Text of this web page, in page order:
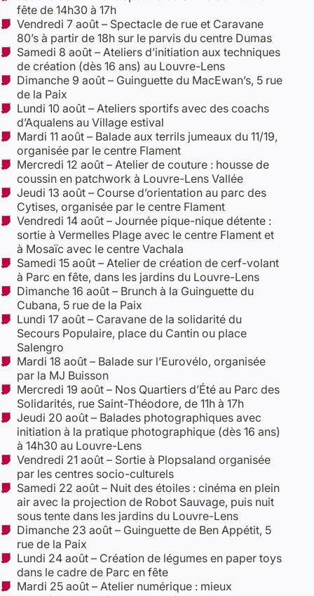
fête de 14h30 à 17h
Vendredi 7 août – Spectacle de rue et Caravane
80’s à partir de 18h sur le parvis du centre Dumas
Samedi 8 août – Ateliers d’initiation aux techniques
de création (dès 16 ans) au Louvre-Lens
Dimanche 9 août – Guinguette du MacEwan’s, 5 rue
de la Paix
Lundi 10 août – Ateliers sportifs avec des coachs
d’Aqualens au Village estival
Mardi 11 août – Balade aux terrils jumeaux du 11/19,
organisée par le centre Flament
Mercredi 12 août – Atelier de couture : housse de
coussin en patchwork à Louvre-Lens Vallée
Jeudi 13 août – Course d’orientation au parc des
Cytises, organisée par le centre Flament
Vendredi 14 août – Journée pique-nique détente :
sortie à Vermelles Plage avec le centre Flament et
à Mosaïc avec le centre Vachala
Samedi 15 août – Atelier de création de cerf-volant
à Parc en fête, dans les jardins du Louvre-Lens
Dimanche 16 août – Brunch à la Guinguette du
Cubana, 5 rue de la Paix
Lundi 17 août – Caravane de la solidarité du
Secours Populaire, place du Cantin ou place
Salengro
Mardi 18 août – Balade sur l’Eurovélo, organisée
par la MJ Buisson
Mercredi 19 août – Nos Quartiers d’Été au Parc des
Solidarités, rue Saint-Théodore, de 11h à 17h
Jeudi 20 août – Balades photographiques avec
initiation à la pratique photographique (dès 16 ans)
à 14h30 au Louvre-Lens
Vendredi 21 août – Sortie à Plopsaland organisée
par les centres socio-culturels
Samedi 22 août – Nuit des étoiles : cinéma en plein
air avec la projection de Robot Sauvage, puis nuit
sous tente dans les jardins du Louvre-Lens
Dimanche 23 août – Guinguette de Ben Appétit, 5
rue de la Paix
Lundi 24 août – Création de légumes en paper toys
dans le cadre de Parc en fête
Mardi 25 août – Atelier numérique : mieux